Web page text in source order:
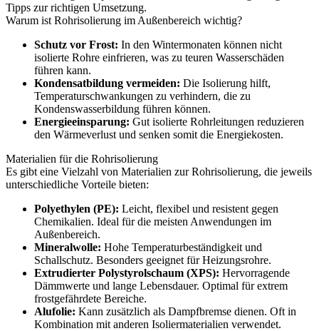
Tipps zur richtigen Umsetzung.
Warum ist Rohrisolierung im Außenbereich wichtig?
Schutz vor Frost: In den Wintermonaten können nicht
isolierte Rohre einfrieren, was zu teuren Wasserschäden
führen kann.
Kondensatbildung vermeiden: Die Isolierung hilft,
Temperaturschwankungen zu verhindern, die zu
Kondenswasserbildung führen können.
Energieeinsparung: Gut isolierte Rohrleitungen reduzieren
den Wärmeverlust und senken somit die Energiekosten.
Materialien für die Rohrisolierung
Es gibt eine Vielzahl von Materialien zur Rohrisolierung, die jeweils
unterschiedliche Vorteile bieten:
Polyethylen (PE): Leicht, flexibel und resistent gegen
Chemikalien. Ideal für die meisten Anwendungen im
Außenbereich.
Mineralwolle: Hohe Temperaturbeständigkeit und
Schallschutz. Besonders geeignet für Heizungsrohre.
Extrudierter Polystyrolschaum (XPS): Hervorragende
Dämmwerte und lange Lebensdauer. Optimal für extrem
frostgefährdete Bereiche.
Alufolie: Kann zusätzlich als Dampfbremse dienen. Oft in
Kombination mit anderen Isoliermaterialien verwendet.